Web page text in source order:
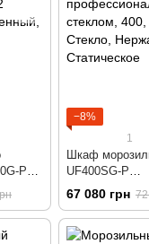
P
−8%
1
Шкаф
UF400SG-P
67 080 грн